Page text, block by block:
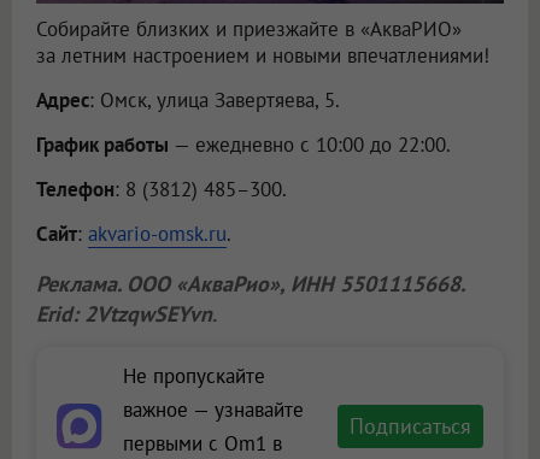
Собирайте близких и приезжайте в «АкваРИО»
за летним настроением и новыми впечатлениями!
Адрес: Омск, улица Завертяева, 5.
График работы — ежедневно с 10:00 до 22:00.
Телефон: 8 (3812) 485–300.
Сайт: akvario-omsk.ru.
Реклама. ООО «АкваРио», ИНН 5501115668.
Erid: 2VtzqwSEYvn.
Не пропускайте
важное — узнавайте
первыми с Om1 в
Подписаться